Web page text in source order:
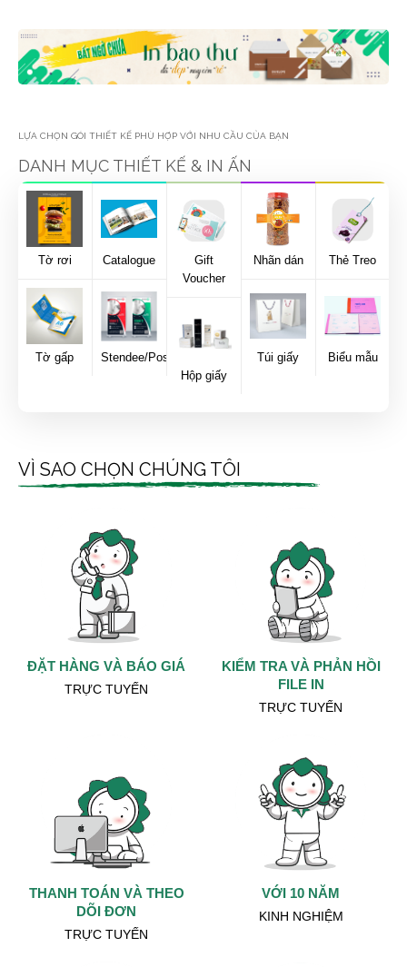
LỰA CHỌN GÓI THIẾT KẾ PHÙ HỢP VỚI NHU CẦU CỦA BẠN
DANH MỤC THIẾT KẾ & IN ẤN
Catalogue
Stendee/Poster
Gift
Nhãn dán Thẻ Treo
Biểu mẫu
Sổ tay
VÌ SAO CHỌN CHÚNG TÔI
ĐẶT HÀNG VÀ BÁO GIÁ
TRỰC TUYẾN
KIỂM TRA VÀ PHẢN HỒI
FILE IN
TRỰC TUYẾN
THANH TOÁN VÀ THEO
DÕI ĐƠN
TRỰC TUYẾN
VỚI 10 NĂM
KINH NGHIỆM